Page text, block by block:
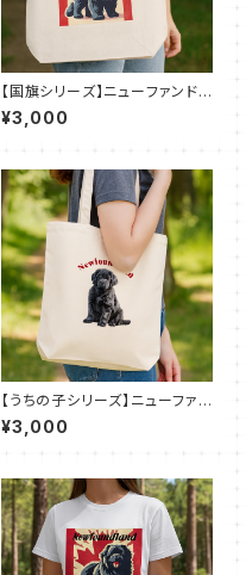
【国旗シリーズ】ニューファンドラ
ンド×カナダ国旗｜キャンバスト
ート M（全7色）
¥3,000
【うちの子シリーズ】ニューファン
ドランド｜キャンバストート M
（全7色）
¥3,000